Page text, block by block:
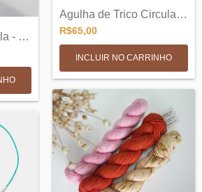
Agulhas Ponta Dupla - 5 Agulhas para Tri...
Agulha de Trico Circular Fixa 80cm - Zin...
R$65,00
INCLUIR NO CARRINHO